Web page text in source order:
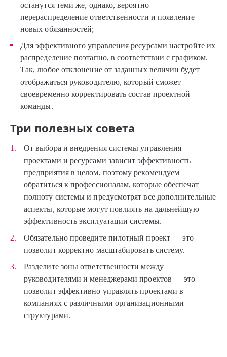
останутся теми же, однако, вероятно
перераспределение ответственности и появление
новых обязанностей;
Для эффективного управления ресурсами настройте их
распределение поэтапно, в соответствии с графиком.
Так, любое отклонение от заданных величин будет
отображаться руководителю, который сможет
своевременно корректировать состав проектной
команды.
Три полезных совета
От выбора и внедрения системы управления
проектами и ресурсами зависит эффективность
предприятия в целом, поэтому рекомендуем
обратиться к профессионалам, которые обеспечат
полноту системы и предусмотрят все дополнительные
аспекты, которые могут повлиять на дальнейшую
эффективность эксплуатации системы.
Обязательно проведите пилотный проект — это
позволит корректно масштабировать систему.
Разделите зоны ответственности между
руководителями и менеджерами проектов — это
позволит эффективно управлять проектами в
компаниях с различными организационными
структурами.